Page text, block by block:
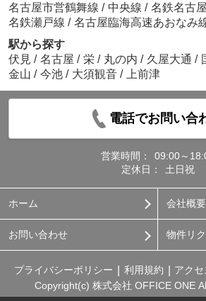
名古屋市営鶴舞線 / 中央線 / 名鉄名古
名鉄瀬戸線 / 名古屋臨海高速あおなみ
駅から探す
伏見 / 名古屋 / 栄 / 丸の内 / 久屋大通 /
金山 / 今池 / 大須観音 / 上前津
電話でお問い合
営業時間：
09:00～
定休日：
土日祝
ホーム 会社概要
お問い合わせ 物件リ
プライバシーポリシー 利用規約 アク
Copyright(c) 株式会社 OFFICE ONE